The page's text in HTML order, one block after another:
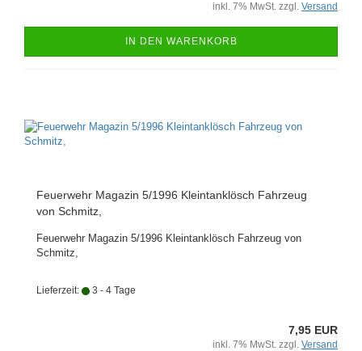
inkl. 7% MwSt. zzgl. Versand
IN DEN WARENKORB
Feuerwehr Magazin 5/1996 Kleintanklösch Fahrzeug
von Schmitz,
Feuerwehr Magazin 5/1996 Kleintanklösch Fahrzeug von
Schmitz,
Lieferzeit: 3 - 4 Tage
7,95 EUR
inkl. 7% MwSt. zzgl. Versand